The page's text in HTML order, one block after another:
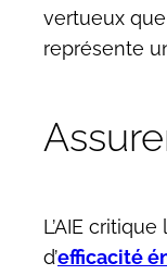
vertueux
représente
L’AIE critique
d’efficacité